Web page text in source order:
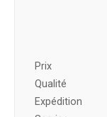
Prix ​​
Qualité
Expédition